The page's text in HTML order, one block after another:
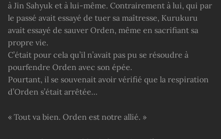
à Jin Sahyuk et à lui-même. Contrairement à lui, qui par
le passé avait essayé de tuer sa maîtresse, Kurukuru
avait essayé de sauver Orden, même en sacrifiant sa
propre vie.
C’était pour cela qu’il n’avait pas pu se résoudre à
pourfendre Orden avec son épée.
Pourtant, il se souvenait avoir vérifié que la respiration
d’Orden s’était arrêtée…
« Tout va bien. Orden est notre allié. »